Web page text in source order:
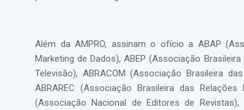
Além da AMPRO, assinam o ofício a ABAP
Marketing de Dados), ABEP (Associação
Televisão), ABRACOM (Associação Brasileira
ABRAREC (Associação Brasileira das
(Associação Nacional de Editores de